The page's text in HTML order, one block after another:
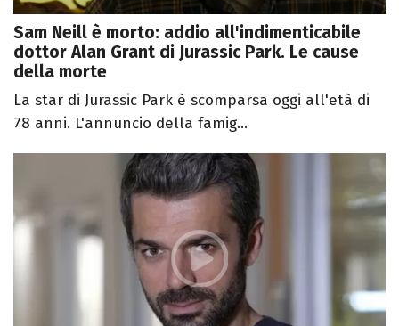
Sam Neill è morto: addio all'indimenticabile
dottor Alan Grant di Jurassic Park. Le cause
della morte
La star di Jurassic Park è scomparsa oggi all'età di
78 anni. L'annuncio della famig...